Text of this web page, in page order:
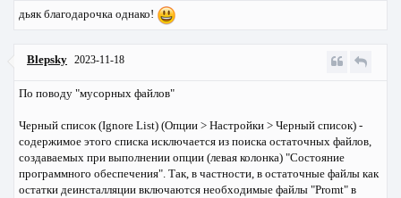
дьяк благодарочка однако!
Blepsky 2023-11-18
По поводу "мусорных файлов"
Черный список (Ignore List) (Опции > Настройки > Черный список) -
содержимое этого списка исключается из поиска остаточных файлов,
создаваемых при выполнении опции (левая колонка) "Состояние
программного обеспечения". Так, в частности, в остаточные файлы как
остатки деинсталляции включаются необходимые файлы "Promt" в